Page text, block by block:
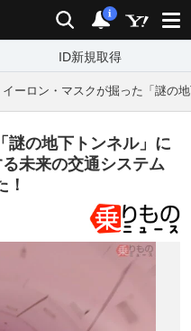
検索 通知
i
ID新規取得
イーロン・マスクが掘った「謎の
謎の地下トンネル」に
未来の交通システム
！